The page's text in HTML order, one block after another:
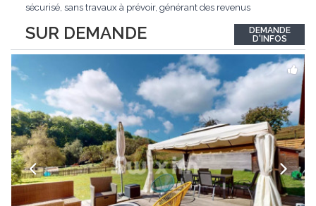
SUR DEMANDE
sécurisé, sans travaux à prévoir, générant des revenus
d'informations ou recevoir le dossier.
DEMANDE
D'INFOS